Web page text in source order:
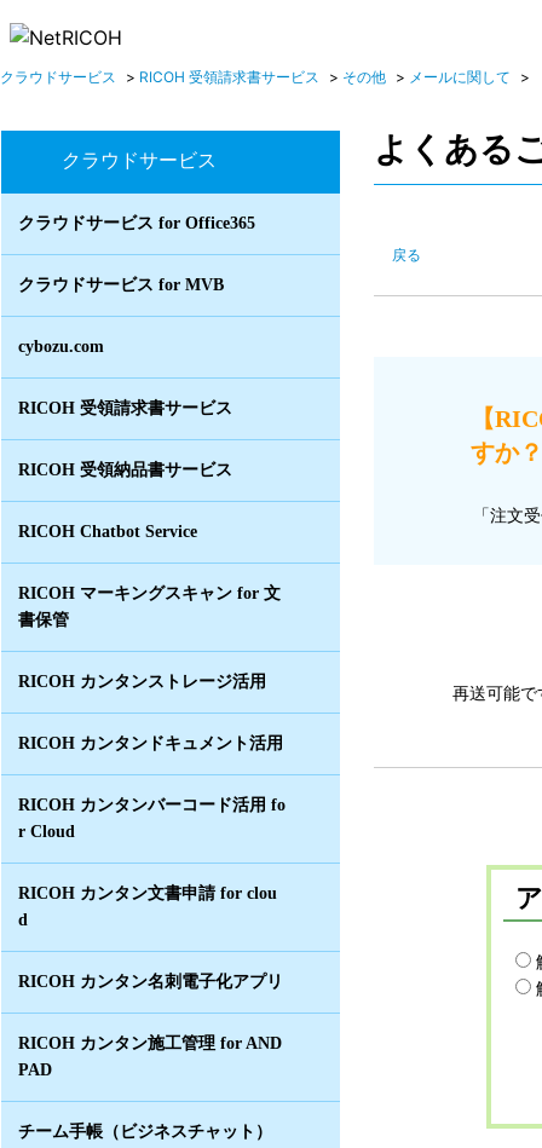
クラウドサービス > RICOH 受領請求書サービス > その他 > メールに関して >
クラウドサービス
クラウドサービス for Office365
クラウドサービス for MVB
cybozu.com
RICOH 受領請求書サービス
RICOH 受領納品書サービス
RICOH Chatbot Service
RICOH マーキングスキャン for 文
書保管
RICOH カンタンストレージ活用
RICOH カンタンドキュメント活用
RICOH カンタンバーコード活用 fo
r Cloud
RICOH カンタン文書申請 for clou
d
RICOH カンタン名刺電子化アプリ
RICOH カンタン施工管理 for AND
PAD
チーム手帳（ビジネスチャット）
よくある
戻る
【
すか
「注文
再送可能